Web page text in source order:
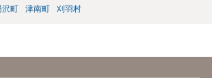
沢町 津南町 刈羽村